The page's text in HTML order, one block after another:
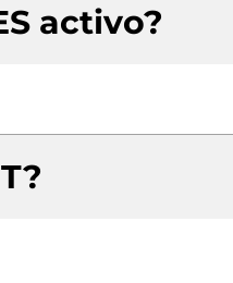
activo?